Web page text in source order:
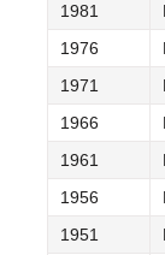
1981
1976
1971
1966
1961
1956
1951